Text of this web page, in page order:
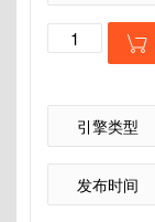

引擎类型
发布时间